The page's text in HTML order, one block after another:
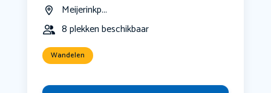
Meijerinkp...
8 plekken beschikbaar
Wandelen